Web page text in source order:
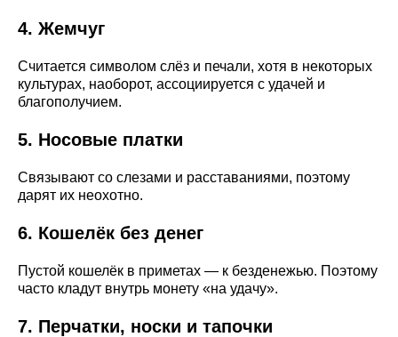
4. Жемчуг
Считается символом слёз и печали, хотя в некоторых
культурах, наоборот, ассоциируется с удачей и
благополучием.
5. Носовые платки
Связывают со слезами и расставаниями, поэтому
дарят их неохотно.
6. Кошелёк без денег
Пустой кошелёк в приметах — к безденежью. Поэтому
часто кладут внутрь монету «на удачу».
7. Перчатки, носки и тапочки